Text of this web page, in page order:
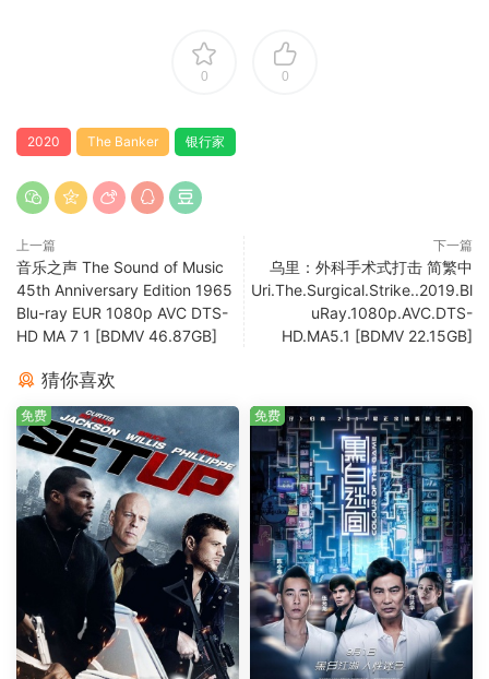
0 0
2020 The Banker 银行家
上一篇
音乐之声 The Sound of Music
45th Anniversary Edition 1965
Blu-ray EUR 1080p AVC DTS-
HD MA 7 1 [BDMV 46.87GB]
下一篇
乌里：外科手术式打击 简繁中
Uri.The.Surgical.Strike..2019.Bl
uRay.1080p.AVC.DTS-
HD.MA5.1 [BDMV 22.15GB]
猜你喜欢
免费 免费